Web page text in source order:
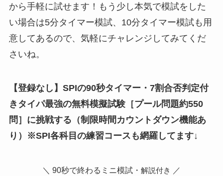
から手軽に試せます！もう少し本気で模試をした
い場合は5分タイマー模試、10分タイマー模試も用
意してあるので、気軽にチャレンジしてみてくだ
さいね。
【登録なし】SPIの90秒タイマー・7割合否判定付
きタイパ最強の無料模擬試験［プール問題約550
問 ］ に挑戦する（制限時間カウントダウン機能あ
り）※SPI各科目の練習コースも網羅してます↓
＼ 90秒で終わるミニ模試・ 解説付き ／